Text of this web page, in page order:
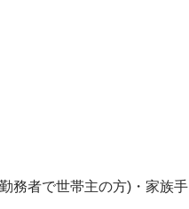
務者で世帯主の方)・家族手